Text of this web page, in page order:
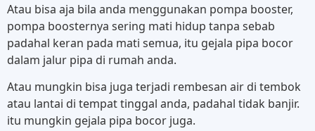
Atau bisa aja bila anda menggunakan pompa booster,
pompa boosternya sering mati hidup tanpa sebab
padahal keran pada mati semua, itu gejala pipa bocor
dalam jalur pipa di rumah anda.
Atau mungkin bisa juga terjadi rembesan air di tembok
atau lantai di tempat tinggal anda, padahal tidak banjir.
itu mungkin gejala pipa bocor juga.